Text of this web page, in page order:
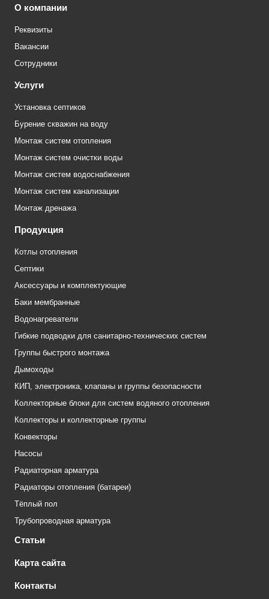
О компании
Реквизиты
Вакансии
Сотрудники
Услуги
Установка септиков
Бурение скважин на воду
Монтаж систем отопления
Монтаж систем очистки воды
Монтаж систем водоснабжения
Монтаж систем канализации
Монтаж дренажа
Продукция
Котлы отопления
Септики
Аксессуары и комплектующие
Баки мембранные
Водонагреватели
Гибкие подводки для санитарно-технических систем
Группы быстрого монтажа
Дымоходы
КИП, электроника, клапаны и группы безопасности
Коллекторные блоки для систем водяного отопления
Коллекторы и коллекторные группы
Конвекторы
Насосы
Радиаторная арматура
Радиаторы отопления (батареи)
Тёплый пол
Трубопроводная арматура
Статьи
Карта сайта
Контакты